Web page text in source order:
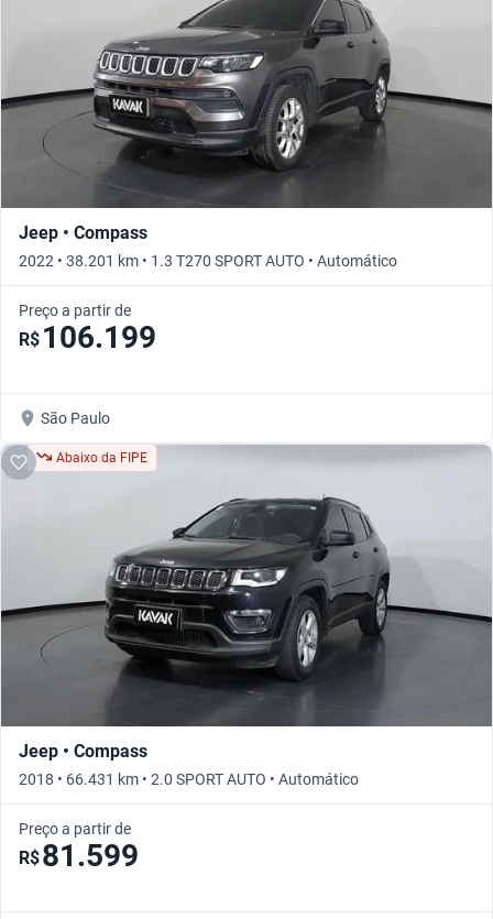
Jeep • Compass
2022 • 38.201 km • 1.3 T270 SPORT AUTO • Automático
Preço a partir de
R$ 106.199
São Paulo
Abaixo da FIPE
Jeep • Compass
2018 • 66.431 km • 2.0 SPORT AUTO • Automático
Preço a partir de
R$81.599